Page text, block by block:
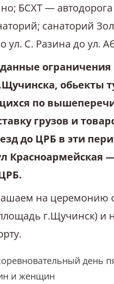
БСХТ —
санаторий
ул. С. Разина до ул.
обьекты
по
грузов и
до ЦРБ в эти
Красноармейская
на церемонию
г.Щучинск) и
день
и женщин